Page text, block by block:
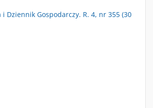
i Dziennik Gospodarczy. R. 4, nr 355 (30